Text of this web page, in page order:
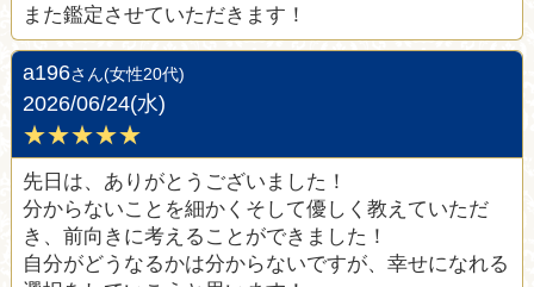
また鑑定させていただきます！
a196さん(女性20代)
2026/06/24(水)
★★★★★
先日は、ありがとうございました！
分からないことを細かくそして優しく教えていただ
き、前向きに考えることができました！
自分がどうなるかは分からないですが、幸せになれる